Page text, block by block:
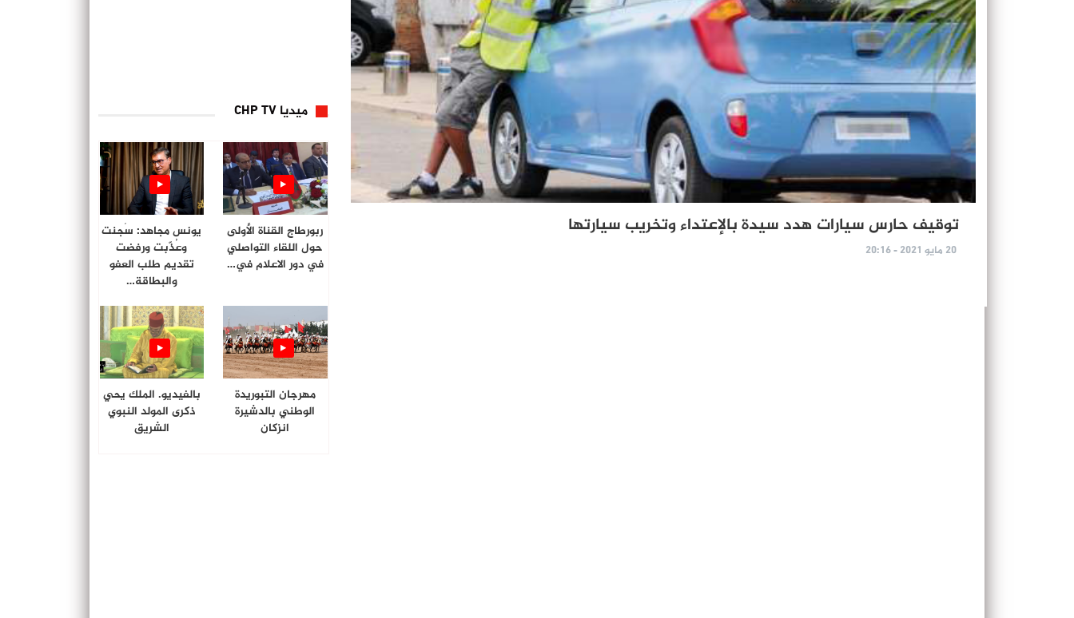
توقيف حارس سيارات هدد سيدة بالإعتداء وتخريب سيارتها
20 مايو 2021 - 20:16
ميديا CHP TV
ربورطاج القناة الأولى
حول اللقاء التواصلي
في دور الاعلام في…
يونس مجاهد: سُجنت
وعُذّبت ورفضت
تقديم طلب العفو
والبطاقة…
مهرجان التبوريدة
الوطني بالدشيرة
انزكان
بالفيديو. الملك يحي
ذكرى المولد النبوي
الشريق